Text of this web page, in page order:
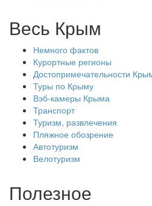
Весь Крым
Немного фактов
Курортные регионы
Достопримечательности
Туры по Крыму
Вэб-камеры Крыма
Транспорт
Туризм, развлечения
Пляжное обозрение
Автотуризм
Велотуризм
Полезное